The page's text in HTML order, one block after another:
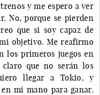
y me espero a ver
No, porque se pierden
que si soy capaz de
objetivo. Me reafirmo
los primeros juegos en
que no serán los
llegar a Tokio, y
mi mano para ganar.